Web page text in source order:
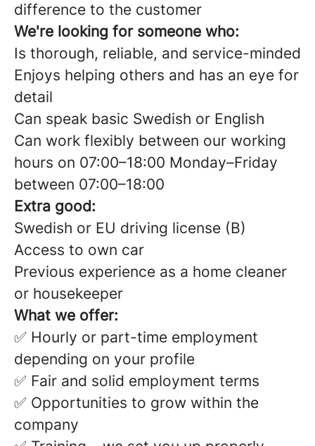
difference to the customer
We're looking for someone who:
Is thorough, reliable, and service-minded
Enjoys helping others and has an eye for
detail
Can speak basic Swedish or English
Can work flexibly between our working
hours on 07:00–18:00 Monday–Friday
between 07:00–18:00
Extra good:
Swedish or EU driving license (B)
Access to own car
Previous experience as a home cleaner
or housekeeper
What we offer:
✅ Hourly or part-time employment
depending on your profile
✅ Fair and solid employment terms
✅ Opportunities to grow within the
company